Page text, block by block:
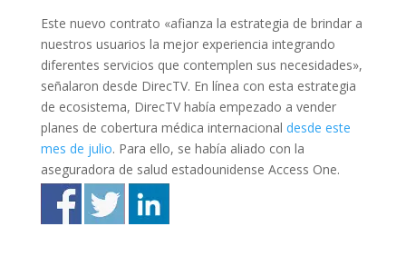
Este nuevo contrato «afianza la estrategia de brindar a
nuestros usuarios la mejor experiencia integrando
diferentes servicios que contemplen sus necesidades»,
señalaron desde DirecTV. En línea con esta estrategia
de ecosistema, DirecTV había empezado a vender
planes de cobertura médica internacional desde este
mes de julio. Para ello, se había aliado con la
aseguradora de salud estadounidense Access One.